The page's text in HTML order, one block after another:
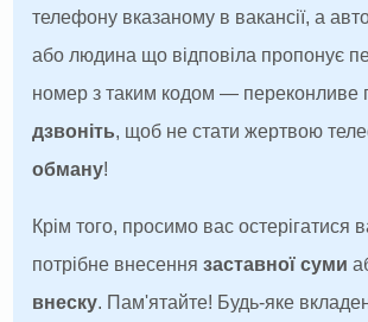
телефону вказаному в вакансії, а
або людина що відповіла пропонує
номер з таким кодом — переконливе
дзвоніть, щоб не стати жертвою
обману!
Крім того, просимо вас остерігатися
потрібне внесеннязаставної суми
внеску. Пам'ятайте! Будь-яке